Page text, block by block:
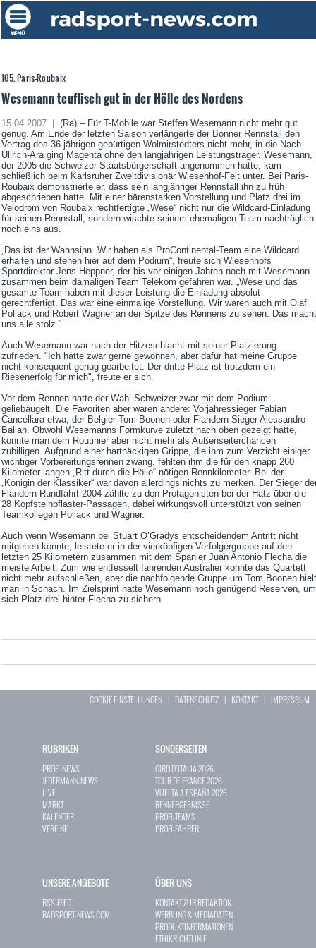
105. Paris-Roubaix
Wesemann teuflisch gut in der Hölle des Nordens
15.04.2007 |
(Ra) – Für T-Mobile war Steffen Wesemann nicht mehr gut
genug. Am Ende der letzten Saison verlängerte der Bonner Rennstall den
Vertrag des 36-jährigen gebürtigen Wolmirstedters nicht mehr, in die Nach-
Ullrich-Ära ging Magenta ohne den langjährigen Leistungsträger. Wesemann,
der 2005 die Schweizer Staatsbürgerschaft angenommen hatte, kam
schließlich beim Karlsruher Zweitdivisionär Wiesenhof-Felt unter. Bei Paris-
Roubaix demonstrierte er, dass sein langjähriger Rennstall ihn zu früh
abgeschrieben hatte. Mit einer bärenstarken Vorstellung und Platz drei im
Velodrom von Roubaix rechtfertigte „Wese“ nicht nur die Wildcard-Einladung
für seinen Rennstall, sondern wischte seinem ehemaligen Team nachträglich
noch eins aus.
„Das ist der Wahnsinn. Wir haben als ProContinental-Team eine Wildcard
erhalten und stehen hier auf dem Podium“, freute sich Wiesenhofs
Sportdirektor Jens Heppner, der bis vor einigen Jahren noch mit Wesemann
zusammen beim damaligen Team Telekom gefahren war. „Wese und das
gesamte Team haben mit dieser Leistung die Einladung absolut
gerechtfertigt. Das war eine einmalige Vorstellung. Wir waren auch mit Olaf
Pollack und Robert Wagner an der Spitze des Rennens zu sehen. Das macht
uns alle stolz.“
Auch Wesemann war nach der Hitzeschlacht mit seiner Platzierung
zufrieden. "Ich hätte zwar gerne gewonnen, aber dafür hat meine Gruppe
nicht konsequent genug gearbeitet. Der dritte Platz ist trotzdem ein
Riesenerfolg für mich", freute er sich.
Vor dem Rennen hatte der Wahl-Schweizer zwar mit dem Podium
geliebäugelt. Die Favoriten aber waren andere: Vorjahressieger Fabian
Cancellara etwa, der Belgier Tom Boonen oder Flandern-Sieger Alessandro
Ballan. Obwohl Wesemanns Formkurve zuletzt nach oben gezeigt hatte,
konnte man dem Routinier aber nicht mehr als Außenseiterchancen
zubilligen. Aufgrund einer hartnäckigen Grippe, die ihm zum Verzicht einiger
wichtiger Vorbereitungsrennen zwang, fehlten ihm die für den knapp 260
Kilometer langen „Ritt durch die Hölle“ nötigen Rennkilometer. Bei der
„Königin der Klassiker“ war davon allerdings nichts zu merken. Der Sieger
Flandern-Rundfahrt 2004 zählte zu den Protagonisten bei der Hatz über die
28 Kopfsteinpflaster-Passagen, dabei wirkungsvoll unterstützt von seinen
Teamkollegen Pollack und Wagner.
Auch wenn Wesemann bei Stuart O’Gradys entscheidendem Antritt nicht
mitgehen konnte, leistete er in der vierköpfigen Verfolgergruppe auf den
letzten 25 Kilometern zusammen mit dem Spanier Juan Antonio Flecha die
meiste Arbeit. Zum wie entfesselt fahrenden Australier konnte das Quartett
nicht mehr aufschließen, aber die nachfolgende Gruppe um Tom Boonen hielt
man in Schach. Im Zielsprint hatte Wesemann noch genügend Reserven, um
sich Platz drei hinter Flecha zu sichern.
COOKIE EINSTELLUNGEN | DATENSCHUTZ | KONTAKT| IMPRESSUM
RUBRIKEN
PROFI-NEWS
JEDERMANN-NEWS
LIVE
MARKT
KALENDER
VEREINE
SONDERSEITEN
GIRO D`ITALIA 2026
TOUR DE FRANCE 2026
VUELTA A ESPAÑA 2026
RENNERGEBNISSE
PROFI-TEAMS
PROFI-FAHRER
UNSERE ANGEBOTE
RSS-FEED
RADSPORT-NEWS.COM
ÜBER UNS
KONTAKT ZUR REDAKTION
WERBUNG & MEDIADATEN
PRODUKTINFORMATIONEN
ETHIKRICHTLINIE